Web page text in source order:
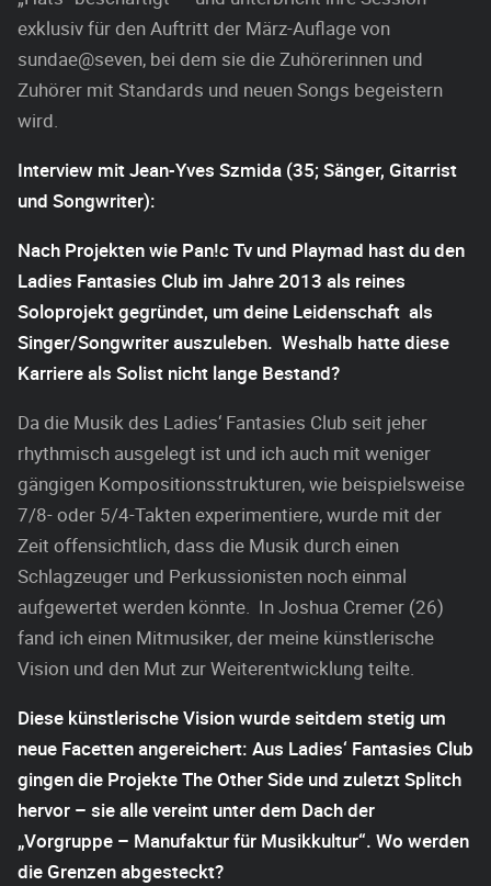
exklusiv für den Auftritt der März-Auflage von
sundae@seven, bei dem sie die Zuhörerinnen und
Zuhörer mit Standards und neuen Songs begeistern
wird.
Interview mit Jean-Yves Szmida (35; Sänger, Gitarrist
und Songwriter):
Nach Projekten wie Pan!c Tv und Playmad hast du den
Ladies Fantasies Club im Jahre 2013 als reines
Soloprojekt gegründet, um deine Leidenschaft als
Singer/Songwriter auszuleben. Weshalb hatte diese
Karriere als Solist nicht lange Bestand?
Da die Musik des Ladies‘ Fantasies Club seit jeher
rhythmisch ausgelegt ist und ich auch mit weniger
gängigen Kompositionsstrukturen, wie beispielsweise
7/8- oder 5/4-Takten experimentiere, wurde mit der
Zeit offensichtlich, dass die Musik durch einen
Schlagzeuger und Perkussionisten noch einmal
aufgewertet werden könnte. In Joshua Cremer (26)
fand ich einen Mitmusiker, der meine künstlerische
Vision und den Mut zur Weiterentwicklung teilte.
Diese künstlerische Vision wurde seitdem stetig um
neue Facetten angereichert: Aus Ladies‘ Fantasies Club
gingen die Projekte The Other Side und zuletzt Splitch
hervor – sie alle vereint unter dem Dach der
„Vorgruppe – Manufaktur für Musikkultur“. Wo werden
die Grenzen abgesteckt?